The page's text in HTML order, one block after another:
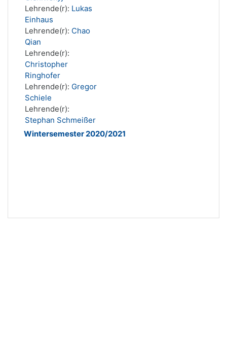
Lehrende(r): Lukas
Einhaus
Lehrende(r): Chao
Qian
Lehrende(r):
Christopher
Ringhofer
Lehrende(r): Gregor
Schiele
Lehrende(r):
Stephan Schmeißer
Wintersemester 2020/2021